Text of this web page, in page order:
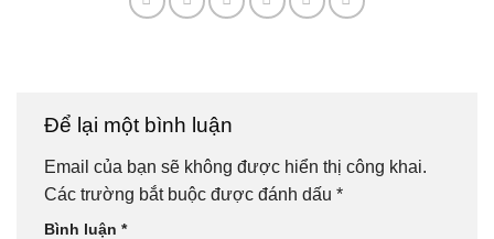
Để lại một bình luận
Email của bạn sẽ không được hiển thị công khai.
Các trường bắt buộc được đánh dấu *
Bình luận *